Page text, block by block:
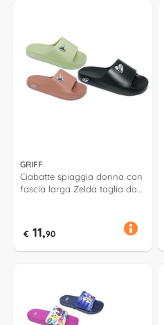
GRIFF
Ciabatte spiaggia donna con
fascia larga Zelda taglia da
€ 11,90